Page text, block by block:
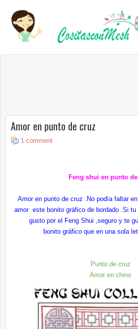
Amor en punto de cruz
1 comment
Feng shui en punto
Amor en punto de cruz .No podía faltar
amor este bonito gráfico de bordado .Si tu
gusto por el Feng Shui ,seguro y te
bonito gráfico que en una sola
Punto de cruz
Amor en chino